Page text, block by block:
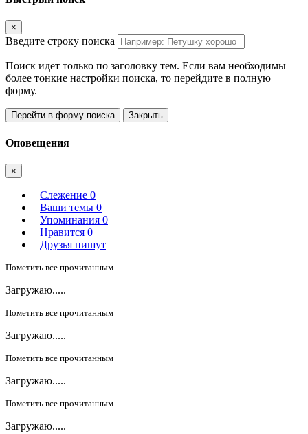
×
Введите строку поиска
Поиск идет только по заголовку тем. Если вам необходимы
более тонкие настройки поиска, то перейдите в полную
форму.
Перейти в форму поиска Закрыть
Оповещения
×
Слежение 0
Ваши темы 0
Упоминания 0
Нравится 0
Друзья пишут
Пометить все прочитанным
Загружаю.....
Пометить все прочитанным
Загружаю.....
Пометить все прочитанным
Загружаю.....
Пометить все прочитанным
Загружаю.....